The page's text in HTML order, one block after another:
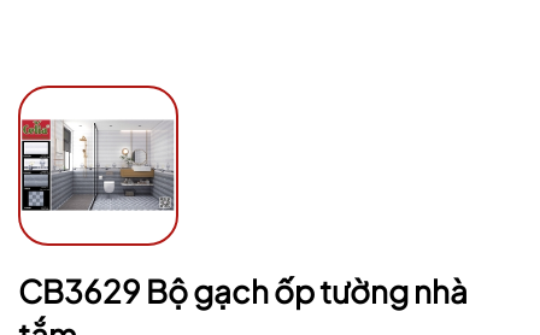
CB3629 Bộ gạch ốp tường nhà